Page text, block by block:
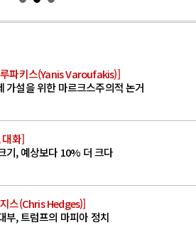
파키스(Yanis Varoufakis)]
가설을 위한 마르크스주의적 논거
대화]
기, 예상보다 10% 더 크다
스(Chris Hedges)]
부, 트럼프의 마피아 정치